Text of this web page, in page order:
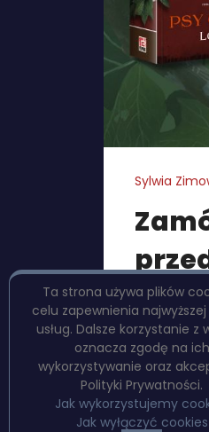
Sylwia
Od dziś w
książki
czytelnika
lekarzem
Ta strona używa plików
celu zapewnienia
usług. Dalsze korzystanie z
oznacza zgodę na ich
wykorzystywanie oraz
Polityki Prywatności.
Jak wykorzystujemy
Jak wyłączyć cookies